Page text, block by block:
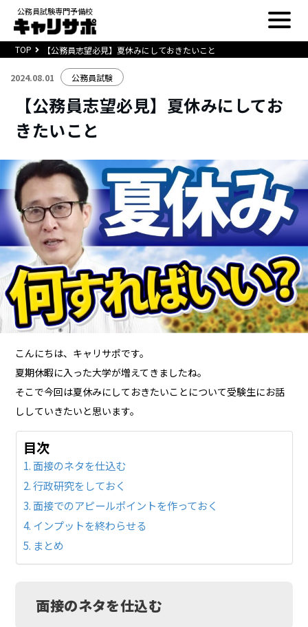
公務員試験専門予備校
TOP 【公務員志望必見】夏休みにしておきたいこと
2024.08.01 公務員試験
【公務員志望必見】夏休みにしてお
きたいこと
こんにちは、キャリサポです。
夏期休暇に入った大学が増えてきましたね。
そこで今回は夏休みにしておきたいことについて受験生にお話
ししていきたいと思います。
目次
面接のネタを仕込む
行政研究をしておく
面接でのアピールポイントを作っておく
インプットを終わらせる
まとめ
面接のネタを仕込む